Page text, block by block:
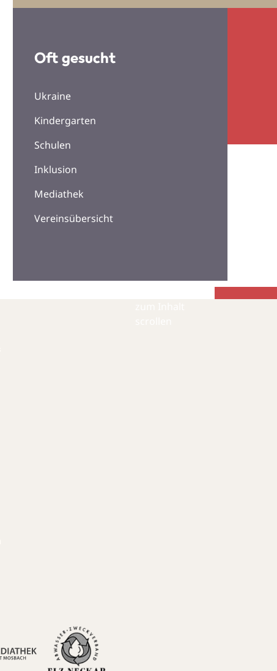
Oft gesucht
Ukraine
Kindergarten
Schulen
Inklusion
Mediathek
Vereinsübersicht